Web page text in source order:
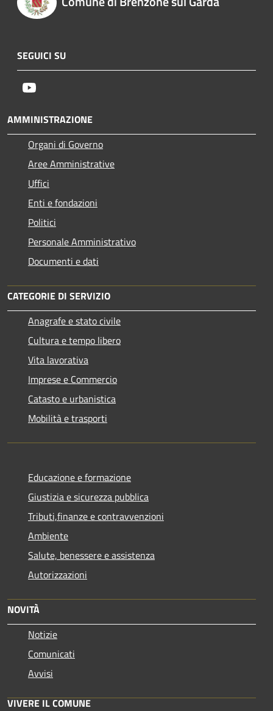
SEGUICI SU
AMMINISTRAZIONE
Organi di Governo
Aree Amministrative
Uffici
Enti e fondazioni
Politici
Personale Amministrativo
Documenti e dati
CATEGORIE DI SERVIZIO
Anagrafe e stato civile
Cultura e tempo libero
Vita lavorativa
Imprese e Commercio
Catasto e urbanistica
Mobilità e trasporti
Educazione e formazione
Giustizia e sicurezza pubblica
Tributi,finanze e contravvenzioni
Ambiente
Salute, benessere e assistenza
Autorizzazioni
NOVITÀ
Notizie
Comunicati
Avvisi
VIVERE IL COMUNE